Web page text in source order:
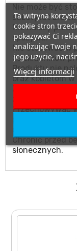
substytut
Nie należy
spożycia.
Nie stosować w
ze składników
Produktu nie
oraz kobietom w
zdrowy tryb
Przechowywać
pokojowej, w
Chronić przed
słonecznych.
Ta witryna
cookie stron
pokazywać Ci
analizując Twoje
jego użycie,
Więcej informacji